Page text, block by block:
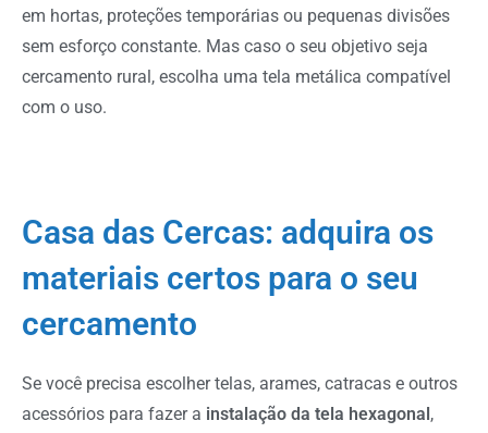
em hortas, proteções temporárias ou pequenas divisões
sem esforço constante. Mas caso o seu objetivo seja
cercamento rural, escolha uma tela metálica compatível
com o uso.
Casa das Cercas: adquira os
materiais certos para o seu
cercamento
Se você precisa escolher telas, arames, catracas e outros
acessórios para fazer a instalação da tela hexagonal ,